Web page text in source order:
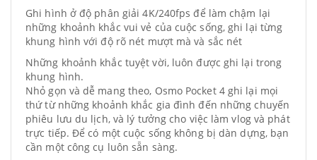
Ghi hình ở độ phân giải 4K/240fps để làm chậm lại
những khoảnh khắc vui vẻ của cuộc sống, ghi lại từng
khung hình với độ rõ nét mượt mà và sắc nét
Những khoảnh khắc tuyệt vời, luôn được ghi lại trong
khung hình.
Nhỏ gọn và dễ mang theo, Osmo Pocket 4 ghi lại mọi
thứ từ những khoảnh khắc gia đình đến những chuyến
phiêu lưu du lịch, và lý tưởng cho việc làm vlog và phát
trực tiếp. Để có một cuộc sống không bị dàn dựng, bạn
cần một công cụ luôn sẵn sàng.